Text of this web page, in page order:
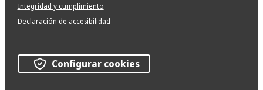
Integridad y cumplimiento
Declaración de accesibilidad
Configurar cookies